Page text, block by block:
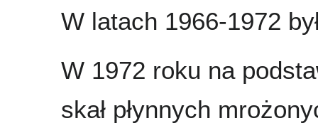
W latach 1966-1972
W 1972 roku na
skał płynnych